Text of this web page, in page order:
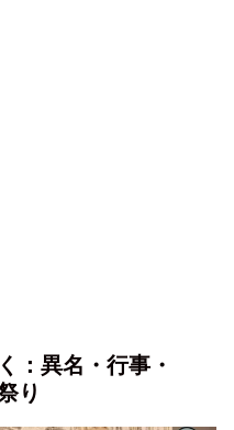
：異名・行事・
り